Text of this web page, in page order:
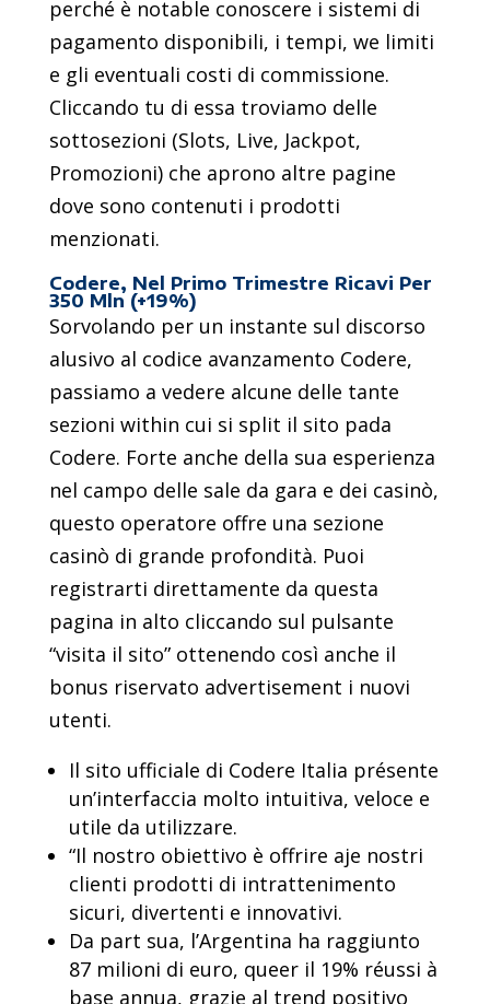
perché è notable conoscere i sistemi di
pagamento disponibili, i tempi, we limiti
e gli eventuali costi di commissione.
Cliccando tu di essa troviamo delle
sottosezioni (Slots, Live, Jackpot,
Promozioni) che aprono altre pagine
dove sono contenuti i prodotti
menzionati.
Codere, Nel Primo Trimestre Ricavi Per
350 Mln (+19%)
Sorvolando per un instante sul discorso
alusivo al codice avanzamento Codere,
passiamo a vedere alcune delle tante
sezioni within cui si split il sito pada
Codere. Forte anche della sua esperienza
nel campo delle sale da gara e dei casinò,
questo operatore offre una sezione
casinò di grande profondità. Puoi
registrarti direttamente da questa
pagina in alto cliccando sul pulsante
“visita il sito” ottenendo così anche il
bonus riservato advertisement i nuovi
utenti.
Il sito ufficiale di Codere Italia présente
un’interfaccia molto intuitiva, veloce e
utile da utilizzare.
“Il nostro obiettivo è offrire aje nostri
clienti prodotti di intrattenimento
sicuri, divertenti e innovativi.
Da part sua, l’Argentina ha raggiunto
87 milioni di euro, queer il 19% réussi à
base annua, grazie al trend positivo